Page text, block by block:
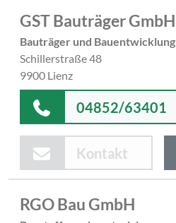
GST Bauträger GmbH
Bauträger und Bauentwicklung
Schillerstraße 48
9900 Lienz
04852/63401
Kontakt
RGO Bau GmbH